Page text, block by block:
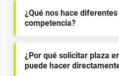
¿Qué nos hace diferentes
competencia?
¿Por qué solicitar plaza
puede hacer